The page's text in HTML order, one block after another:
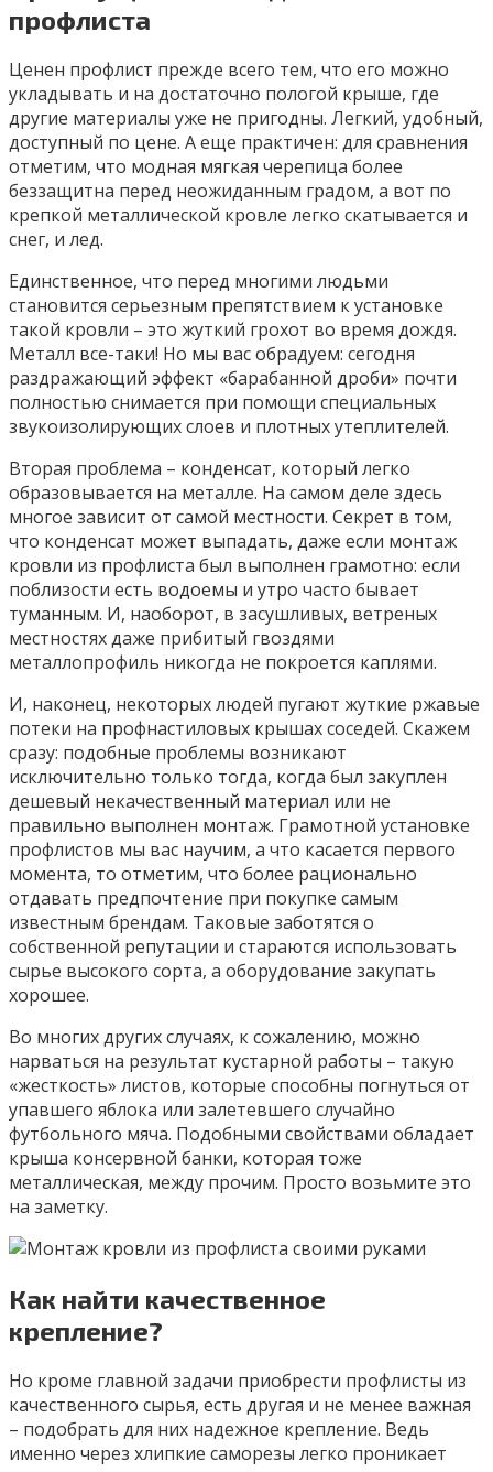
профлиста
Ценен профлист прежде всего тем, что его можно
укладывать и на достаточно пологой крыше, где
другие материалы уже не пригодны. Легкий, удобный,
доступный по цене. А еще практичен: для сравнения
отметим, что модная мягкая черепица более
беззащитна перед неожиданным градом, а вот по
крепкой металлической кровле легко скатывается и
снег, и лед.
Единственное, что перед многими людьми
становится серьезным препятствием к установке
такой кровли – это жуткий грохот во время дождя.
Металл все-таки! Но мы вас обрадуем: сегодня
раздражающий эффект «барабанной дроби» почти
полностью снимается при помощи специальных
звукоизолирующих слоев и плотных утеплителей.
Вторая проблема – конденсат, который легко
образовывается на металле. На самом деле здесь
многое зависит от самой местности. Секрет в том,
что конденсат может выпадать, даже если монтаж
кровли из профлиста был выполнен грамотно: если
поблизости есть водоемы и утро часто бывает
туманным. И, наоборот, в засушливых, ветреных
местностях даже прибитый гвоздями
металлопрофиль никогда не покроется каплями.
И, наконец, некоторых людей пугают жуткие ржавые
потеки на профнастиловых крышах соседей. Скажем
сразу: подобные проблемы возникают
исключительно только тогда, когда был закуплен
дешевый некачественный материал или не
правильно выполнен монтаж. Грамотной установке
профлистов мы вас научим, а что касается первого
момента, то отметим, что более рационально
отдавать предпочтение при покупке самым
известным брендам. Таковые заботятся о
собственной репутации и стараются использовать
сырье высокого сорта, а оборудование закупать
хорошее.
Во многих других случаях, к сожалению, можно
нарваться на результат кустарной работы – такую
«жесткость» листов, которые способны погнуться от
упавшего яблока или залетевшего случайно
футбольного мяча. Подобными свойствами обладает
крыша консервной банки, которая тоже
металлическая, между прочим. Просто возьмите это
на заметку.
Как найти качественное
крепление?
Но кроме главной задачи приобрести профлисты из
качественного сырья, есть другая и не менее важная
– подобрать для них надежное крепление. Ведь
именно через хлипкие саморезы легко проникает